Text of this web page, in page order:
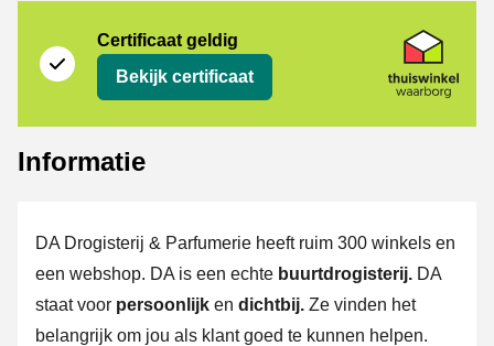
Certificaat geldig
Bekijk certificaat
Informatie
DA Drogisterij & Parfumerie heeft ruim 300 winkels en
een webshop. DA is een echte buurtdrogisterij. DA
staat voor persoonlijk en dichtbij. Ze vinden het
belangrijk om jou als klant goed te kunnen helpen.